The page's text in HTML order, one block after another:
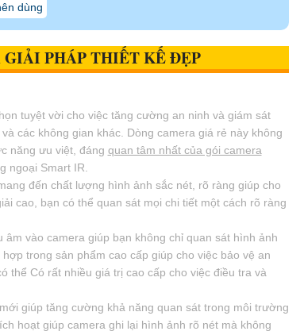
dùng
PHÁP THIẾT KẾ ĐẸP
tuyệt vời cho việc tăng cường an ninh và giám sát
các không gian khác. Dòng camera giá rẻ này không
năng ưu việt, đáng quan tâm nhất của gói camera
ngoại Smart IR.
đến chất lượng hình ảnh sắc nét, rõ ràng giúp cho
cao, bạn có thể quan sát mọi chi tiết một cách rõ ràng
âm vào camera giúp bạn không chỉ quan sát hình ảnh
trong sản phẩm cao cấp giúp cho việc bảo vệ an
thể Có rất nhiều giá trị cao cấp cho việc điều tra và
giúp tăng cường khả năng quan sát trong môi trường
hoạt giúp camera ghi lại hình ảnh rõ nét mà không